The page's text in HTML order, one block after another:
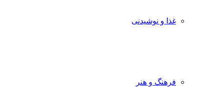
غذا و نوشیدنی
فرهنگ و هنر